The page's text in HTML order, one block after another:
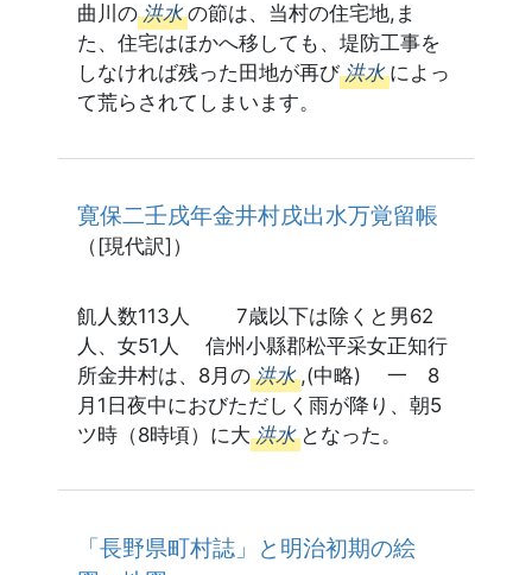
曲川の 洪水 の節は、当村の住宅地,ま
た、住宅はほかへ移しても、堤防工事を
しなければ残った田地が再び 洪水 によっ
て荒らされてしまいます。
寛保二壬戌年金井村戌出水万覚留帳
（[現代訳]）
飢人数113人 7歳以下は除くと男62
人、女51人 信州小縣郡松平采女正知行
所金井村は、8月の 洪水 ,(中略) 一 8
月1日夜中におびただしく雨が降り、朝5
ツ時（8時頃）に大 洪水 となった。
「長野県町村誌」と明治初期の絵